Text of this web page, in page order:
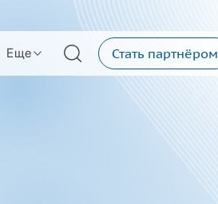
Еще Стать партнёром